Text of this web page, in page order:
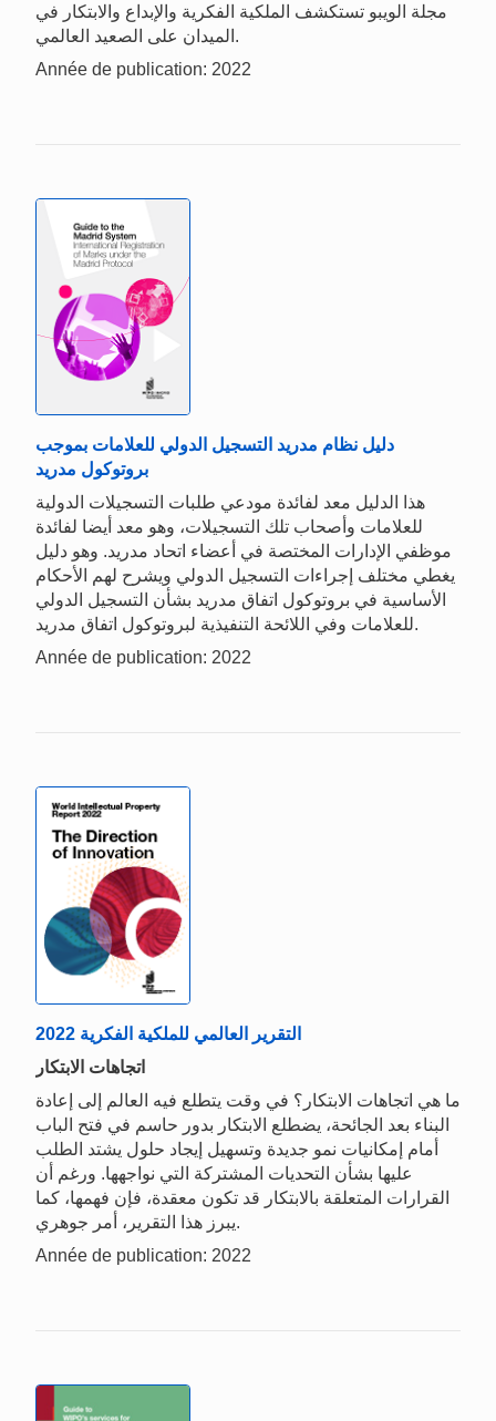
مجلة الويبو تستكشف الملكية الفكرية والإبداع والابتكار في
الميدان على الصعيد العالمي.
Année de publication: 2022
دليل نظام مدريد التسجيل الدولي للعلامات بموجب
بروتوكول مدريد
هذا الدليل معد لفائدة مودعي طلبات التسجيلات الدولية
للعلامات وأصحاب تلك التسجيلات، وهو معد أيضا لفائدة
موظفي الإدارات المختصة في أعضاء اتحاد مدريد. وهو دليل
يغطي مختلف إجراءات التسجيل الدولي ويشرح لهم الأحكام
الأساسية في بروتوكول اتفاق مدريد بشأن التسجيل الدولي
للعلامات وفي اللائحة التنفيذية لبروتوكول اتفاق مدريد.
Année de publication: 2022
التقرير العالمي للملكية الفكرية 2022
اتجاهات الابتكار
ما هي اتجاهات الابتكار؟ في وقت يتطلع فيه العالم إلى إعادة
البناء بعد الجائحة، يضطلع الابتكار بدور حاسم في فتح الباب
أمام إمكانيات نمو جديدة وتسهيل إيجاد حلول يشتد الطلب
عليها بشأن التحديات المشتركة التي نواجهها. ورغم أن
القرارات المتعلقة بالابتكار قد تكون معقدة، فإن فهمها، كما
يبرز هذا التقرير، أمر جوهري.
Année de publication: 2022